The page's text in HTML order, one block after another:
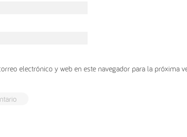
electrónico y web en este navegador para la próxima